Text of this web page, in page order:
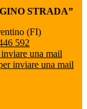
STRADA”
(FI)
592
una mail
inviare una mail